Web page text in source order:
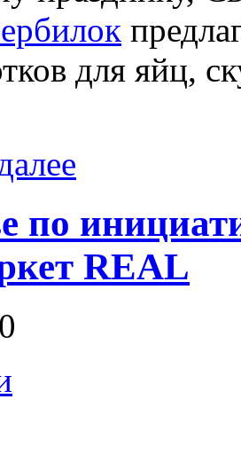
для яйц,
по
REAL